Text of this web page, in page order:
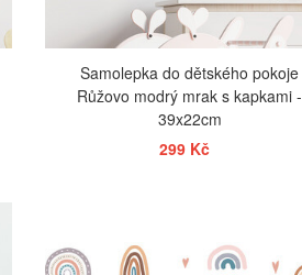
Samolepka do dětského pokoje
Růžovo modrý mrak s kapkami -
39x22cm
299 Kč